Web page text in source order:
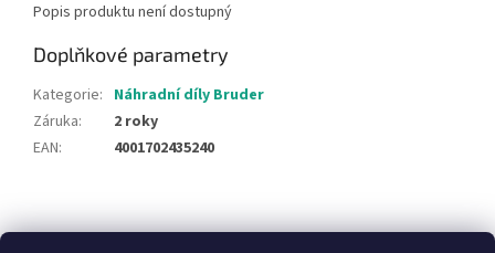
Popis produktu není dostupný
Doplňkové parametry
Kategorie: Náhradní díly Bruder
Záruka:
2 roky
EAN: 4001702435240
á